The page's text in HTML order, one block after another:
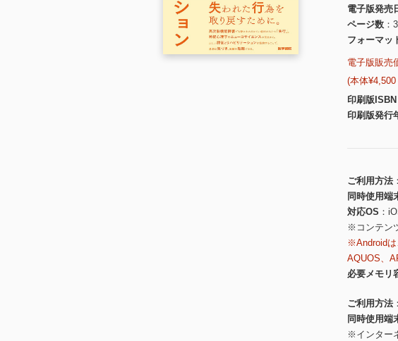
電子版発売
ページ数
フォーマッ
電子版販売
(本体
印刷版ISBN
印刷版発行
ご利用方法
同時使用端
対応OS
※コンテン
※Androidは
AQUOS、
必要メモリ
ご利用方法
同時使用端
※インター